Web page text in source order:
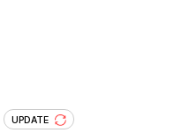
UPDATE